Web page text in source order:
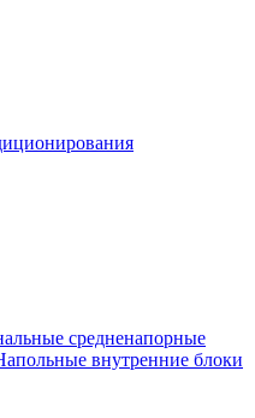
средненапорные
внутренние блоки